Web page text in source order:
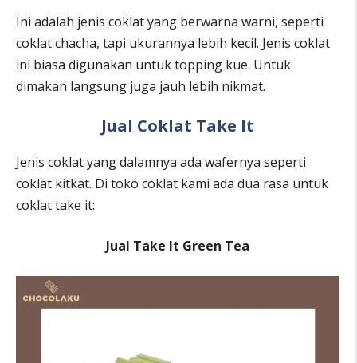
Ini adalah jenis coklat yang berwarna warni, seperti
coklat chacha, tapi ukurannya lebih kecil. Jenis coklat
ini biasa digunakan untuk topping kue. Untuk
dimakan langsung juga jauh lebih nikmat.
Jual Coklat Take It
Jenis coklat yang dalamnya ada wafernya seperti
coklat kitkat. Di toko coklat kami ada dua rasa untuk
coklat take it:
Jual Take It Green Tea